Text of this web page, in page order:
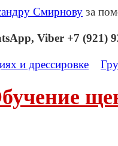
Смирнову за
Viber +7 (921)
и дрессировке